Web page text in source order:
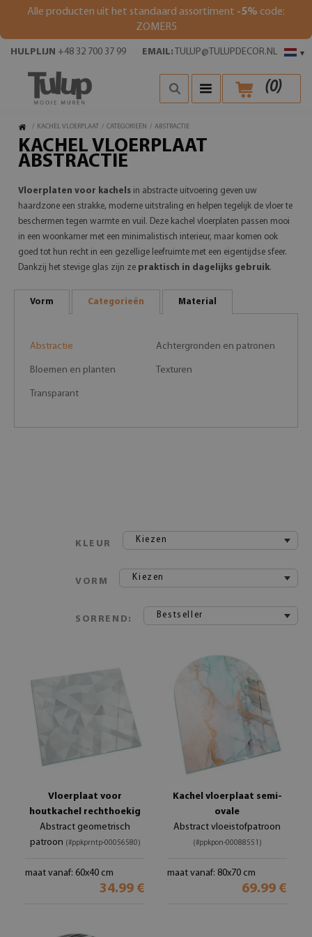
Alle producten uit het standaard assortiment -5% code:
ZOMER5
▾
HULPLIJN +48 32 700 37 99 EMAIL: TULUP@TULUPDECOR.NL
(0)
/ KACHEL VLOERPLAAT / CATEGORIEËN / ABSTRACTIE
KACHEL VLOERPLAAT
ABSTRACTIE
Vloerplaten voor kachels in abstracte uitvoering geven uw
haardzone een strakke, moderne uitstraling en helpen tegelijk de vloer te
beschermen tegen warmte en vuil. Deze kachel vloerplaten passen mooi
in een woonkamer met een minimalistisch interieur, maar komen ook
goed tot hun recht in een gezellige leefruimte met een eigentijdse sfeer.
Dankzij het stevige glas zijn ze praktisch in dagelijks gebruik.
Vorm Categorieën Material
Abstractie Achtergronden en patronen
Bloemen en planten Texturen
Transparant
KLEUR Kiezen
VORM Kiezen
SORREND: Bestseller
Vloerplaat voor
houtkachel rechthoekig
Abstract geometrisch
patroon (#ppkprntp-00056580)
maat vanaf: 60x40 cm
34.99 €
Kachel vloerplaat semi-
ovale
Abstract vloeistofpatroon
(#ppkpon-00088551)
maat vanaf: 80x70 cm
69.99 €